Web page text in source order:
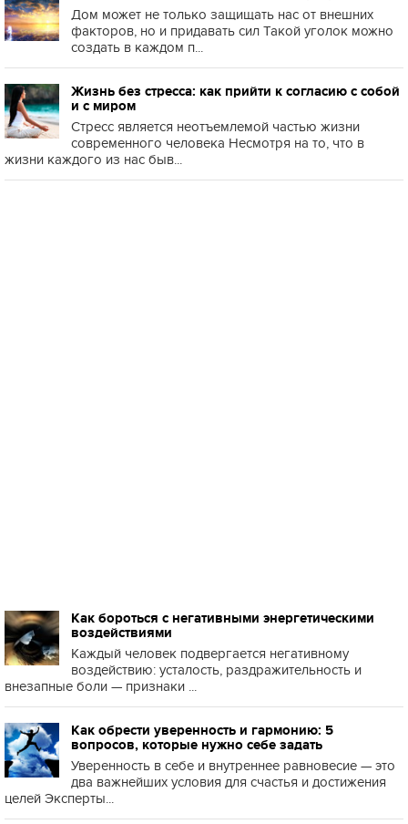
Дом может не только защищать нас от внешних
факторов, но и придавать сил Такой уголок можно
создать в каждом п...
Жизнь без стресса: как прийти к согласию с собой
и с миром
Стресс является неотъемлемой частью жизни
современного человека Несмотря на то, что в
жизни каждого из нас быв...
Как бороться с негативными энергетическими
воздействиями
Каждый человек подвергается негативному
воздействию: усталость, раздражительность и
внезапные боли — признаки ...
Как обрести уверенность и гармонию: 5
вопросов, которые нужно себе задать
Уверенность в себе и внутреннее равновесие — это
два важнейших условия для счастья и достижения
целей Эксперты...